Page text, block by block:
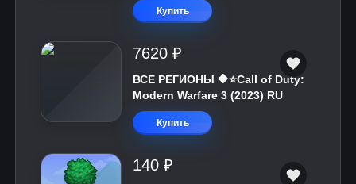
Купить
7620 ₽
ВСЕ РЕГИОНЫ 🔶⭐Call of Duty:
Modern Warfare 3 (2023) RU
Купить
140 ₽